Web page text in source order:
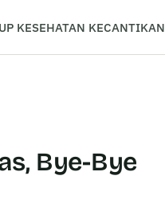
KESEHATAN KECANTIKAN
Bye-Bye